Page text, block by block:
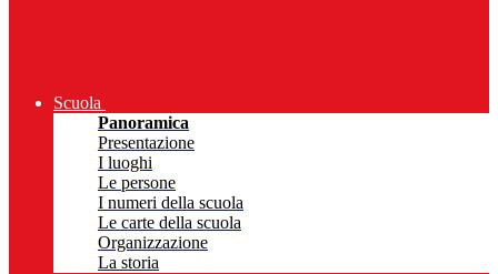
Scuola
Panoramica
Presentazione
I luoghi
Le persone
I numeri della scuola
Le carte della scuola
Organizzazione
La storia